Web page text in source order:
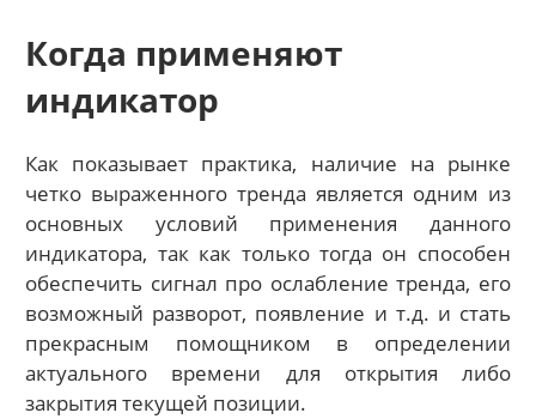
Когда применяют
индикатор
Как показывает практика, наличие на рынке
четко выраженного тренда является одним из
основных условий применения данного
индикатора, так как только тогда он способен
обеспечить сигнал про ослабление тренда, его
возможный разворот, появление и т.д. и стать
прекрасным помощником в определении
актуального времени для открытия либо
закрытия текущей позиции.